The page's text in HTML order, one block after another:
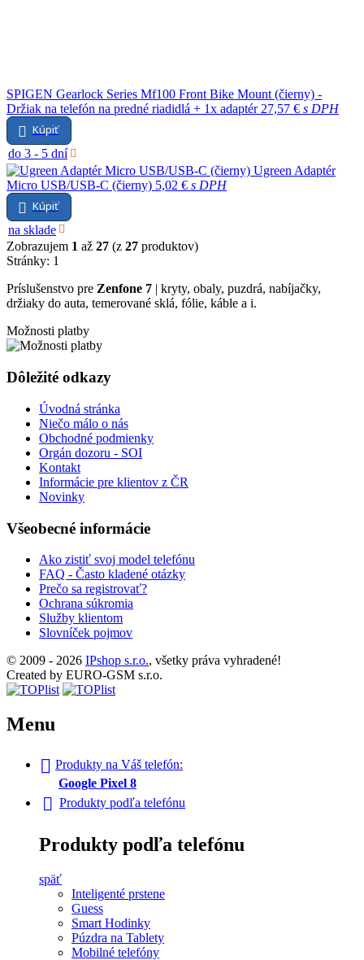
SPIGEN Gearlock Series Mf100 Front Bike Mount (čierny) -
Držiak na telefón na predné riadidlá + 1x adaptér 27,57 € s DPH
Kúpiť
do 3 - 5 dní
Ugreen Adaptér
Micro USB/USB-C (čierny) 5,02 € s DPH
Kúpiť
na sklade
Zobrazujem 1 až 27 (z 27 produktov)
Stránky: 1
Príslušenstvo pre Zenfone 7 | kryty, obaly, puzdrá, nabíjačky,
držiaky do auta, temerované sklá, fólie, káble a i.
Možnosti platby
Dôležité odkazy
Úvodná stránka
Niečo málo o nás
Obchodné podmienky
Orgán dozoru - SOI
Kontakt
Informácie pre klientov z ČR
Novinky
Všeobecné informácie
Ako zistiť svoj model telefónu
FAQ - Často kladené otázky
Prečo sa registrovať?
Ochrana súkromia
Služby klientom
Slovníček pojmov
© 2009 - 2026 IPshop s.r.o., všetky práva vyhradené!
Created by EURO-GSM s.r.o.
Menu
Produkty na Váš telefón:
Google Pixel 8
Produkty podľa telefónu
Produkty podľa telefónu
späť
Inteligenté prstene
Guess
Smart Hodinky
Púzdra na Tablety
Mobilné telefóny